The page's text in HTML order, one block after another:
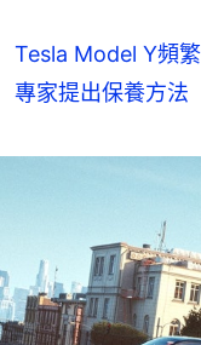
Tesla Model Y頻
專家提出保養方法